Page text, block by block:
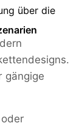
über die
gängige